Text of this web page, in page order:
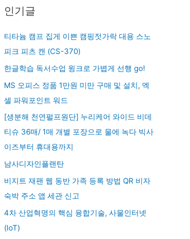
인기글
티타늄 캠프 집게 이쁜 캠핑젓가락 대용 스노
피크 피츠 캔 (CS-370)
한글학습 독서수업 윙크로 가볍게 선행 go!
MS 오피스 정품 1만원 미만 구매 및 설치, 엑
셀 파워포인트 워드
[생분해 천연펄프원단] 누리케어 와이드 비데
티슈 36매/ 1매 개별 포장으로 물에 녹다 빅사
이즈부터 휴대용까지
남사디자인플랜탄
비지트 재팬 웹 동반 가족 등록 방법 QR 비자
숙박 주소 앱 세관 신고
4차 산업혁명의 핵심 융합기술, 사물인터넷
(IoT)